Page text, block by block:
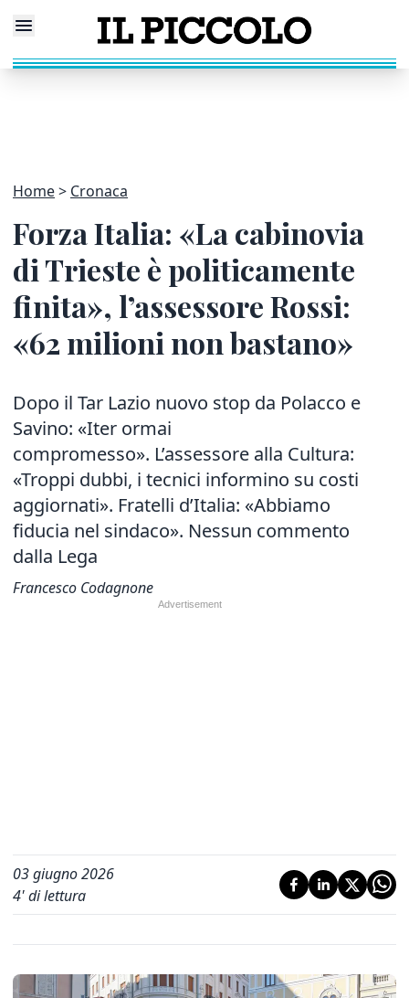
Home Cronaca
Forza Italia: «La cabinovia
di Trieste è politicamente
finita», l’assessore Rossi:
«62 milioni non bastano»
Dopo il Tar Lazio nuovo stop da Polacco e
Savino: «Iter ormai
compromesso». L’assessore alla Cultura:
«Troppi dubbi, i tecnici informino su costi
aggiornati». Fratelli d’Italia: «Abbiamo
fiducia nel sindaco». Nessun commento
dalla Lega
Francesco Codagnone
03 giugno 2026
4' di lettura